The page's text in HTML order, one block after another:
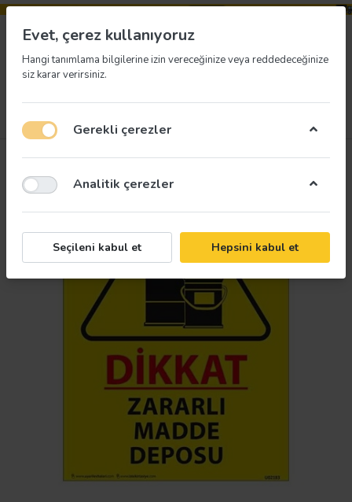
Evet, çerez kullanıyoruz
Hangi tanımlama bilgilerine izin vereceğinize veya reddedeceğinize
siz karar verirsiniz.
Gerekli çerezler
Analitik çerezler
Seçileni kabul et Hepsini kabul et